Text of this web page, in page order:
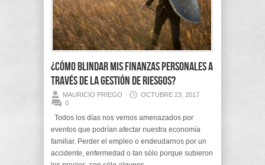
¿Cómo blindar mis finanzas personales a
través de la Gestión de Riesgos?
MAURICIO PRIEGO
OCTUBRE 23, 2017
0
Todos los días nos vemos amenazados por
eventos que podrían afectar nuestra economía
familiar. Perder el empleo o endeudarnos por un
accidente, enfermedad o tan sólo porque subieron